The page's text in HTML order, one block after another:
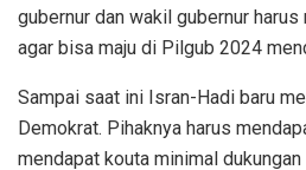
gubernur dan wakil gubernur
agar bisa maju di Pilgub 2024
Sampai saat ini Isran-Hadi baru
Demokrat. Pihaknya harus
mendapat kouta minimal